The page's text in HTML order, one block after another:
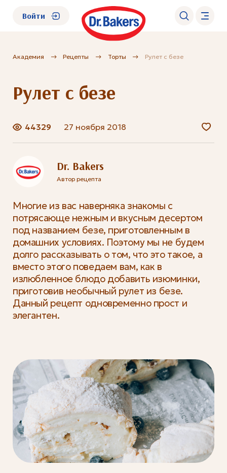
О нас
Каталог
Академия
Войти
Академия Рецепты Торты Рулет с безе
Рулет с безе
44329 27 ноября 2018
Dr. Bakers
Автор рецепта
Многие из вас наверняка знакомы с
потрясающе нежным и вкусным десертом
под названием безе, приготовленным в
домашних условиях. Поэтому мы не будем
долго рассказывать о том, что это такое, а
вместо этого поведаем вам, как в
излюбленное блюдо добавить изюминки,
приготовив необычный рулет из безе.
Данный рецепт одновременно прост и
элегантен.